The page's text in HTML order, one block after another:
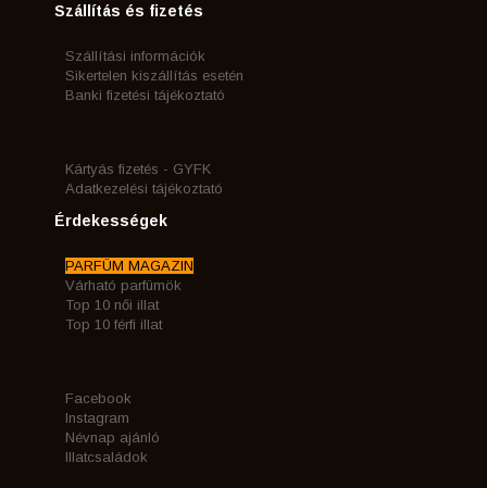
Szállítás és fizetés
Szállítási információk
Sikertelen kiszállítás esetén
Banki fizetési tájékoztató
Kártyás fizetés - GYFK
Adatkezelési tájékoztató
Érdekességek
PARFÜM MAGAZIN
Várható parfümök
Top 10 női illat
Top 10 férfi illat
Facebook
Instagram
Névnap ajánló
Illatcsaládok